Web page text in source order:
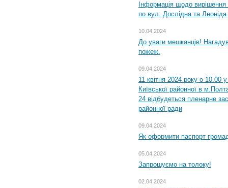
Інформація щодо
по вул. Дослідна та Леоніда
10.04.2024
До уваги мешканців!
пожеж.
09.04.2024
11 квітня 2024 року о 10.00
Київської районної в
24 відбудеться пленарне
районної ради
09.04.2024
Як оформити паспорт
05.04.2024
Запрошуємо на толоку!
02.04.2024